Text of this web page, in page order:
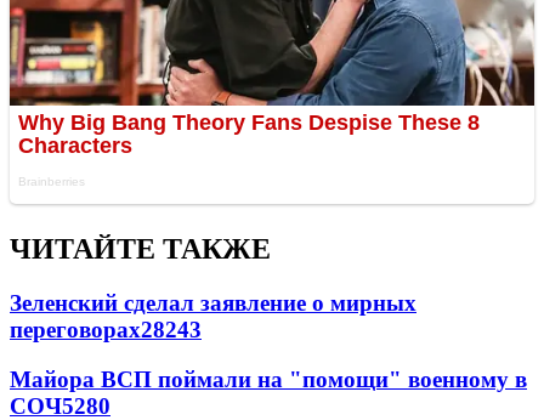
ЧИТАЙТЕ ТАКЖЕ
Зеленский сделал заявление о мирных
переговорах28243
Майора ВСП поймали на "помощи" военному в
СОЧ5280